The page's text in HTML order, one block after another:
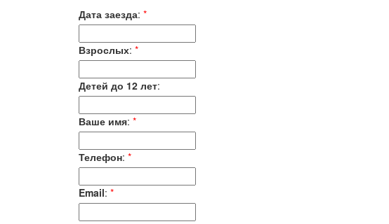
Дата заезда: *
Взрослых: *
Детей до 12 лет:
Ваше имя: *
Телефон: *
Email: *